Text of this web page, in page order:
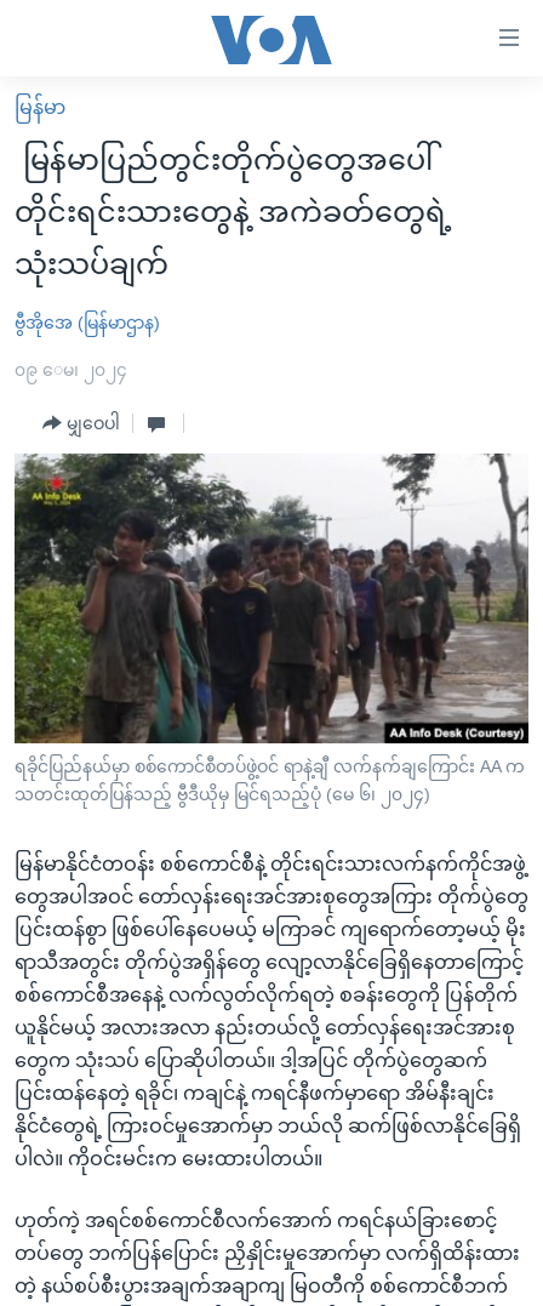
လွယ်ကူ
စေ
သည့်
Link
များ
ပင်မ
ကျော်
ကြည့်
ရန်
ပင်မ
ညွန်း
စာမျက်နှာ
သို့
ကျော်
ကြည့်
ရန်
ရှာဖွေ
သို့
ကျော်
ရန်
မူလစာမျက်နှာ
မြန်မာ
ကမ္ဘာ့သတင်းများ
နိုင်ငံတကာ
အစ္စရေး-ပါလက်စတိုင်း
ဗွီဒီယို
အင်္ဂလိပ်စာလေ့လာမယ်
အမေရိကန်သုံးအီဒီယံ
မကြေးမုံရဲ့ အင်္ဂလိပ်စာ
ရုပ်ရှင်ထဲက အင်္ဂလိပ်စာ
သုတပဒေသာ အင်္ဂလိပ်စာ
အပတ်စဉ်ကဏ္ဍများ
ရေဒီယို
ရေဒီယိုနှင့်ရုပ်သံ အချက်အလက်များ
ရေဒီယို/တီဗွီအစီအစဉ်
Learning English
ဗွီအိုအေ လူမှုကွန်ယက်များ
ဘာသာစကားများ
မြန်မာ
မြန်မာပြည်တွင်းတိုက်ပွဲတွေအပေါ်
တိုင်းရင်းသားတွေနဲ့ အကဲခတ်တွေရဲ့
သုံးသပ်ချက်
ဗွီအိုအေ (မြန်မာဌာန)
၀၉ ေမ၊ ၂၀၂၄
မျှဝေပါ
ရခိုင်ပြည်နယ်မှာ စစ်ကောင်စီတပ်ဖွဲ့ဝင် ရာနဲ့ချီ လက်နက်ချကြောင်း AA က
သတင်းထုတ်ပြန်သည့် ဗွီဒီယိုမှ မြင်ရသည့်ပုံ (မေ ၆၊ ၂၀၂၄)
မြန်မာနိုင်ငံတဝန်း စစ်ကောင်စီနဲ့ တိုင်းရင်းသားလက်နက်ကိုင်အဖွဲ့
တွေအပါအဝင် တော်လှန်းရေးအင်အားစုတွေအကြား တိုက်ပွဲတွေ
ပြင်းထန်စွာ ဖြစ်ပေါ်နေပေမယ့် မကြာခင် ကျရောက်တော့မယ့် မိုး
ရာသီအတွင်း တိုက်ပွဲအရှိန်တွေ လျော့လာနိုင်ခြေရှိနေတာကြောင့်
စစ်ကောင်စီအနေနဲ့ လက်လွတ်လိုက်ရတဲ့ စခန်းတွေကို ပြန်တိုက်
ယူနိုင်မယ့် အလားအလာ နည်းတယ်လို့ တော်လှန်ရေးအင်အားစု
တွေက သုံးသပ် ပြောဆိုပါတယ်။​ ဒါ့အပြင် တိုက်ပွဲတွေဆက်
ပြင်းထန်နေတဲ့ ရခိုင်၊ ကချင်နဲ့ ကရင်နီဖက်မှာရော အိမ်နီးချင်း
နိုင်ငံတွေရဲ့ ကြားဝင်မှုအောက်မှာ ဘယ်လို ဆက်ဖြစ်လာနိုင်ခြေရှိ
ပါလဲ။ ကိုဝင်းမင်းက မေးထားပါတယ်။
ဟုတ်ကဲ့ အရင်စစ်ကောင်စီလက်အောက် ကရင်နယ်ခြားစောင့်
တပ်တွေ ဘက်ပြန်ပြောင်း ညှိနှိုင်းမှုအောက်မှာ လက်ရှိထိန်းထား
တဲ့ နယ်စပ်စီးပွားအချက်အချာကျ မြဝတီကို စစ်ကောင်စီဘက်